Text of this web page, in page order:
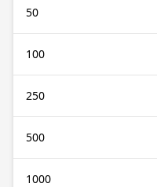
50
100
250
500
1000